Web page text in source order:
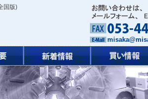
国版)